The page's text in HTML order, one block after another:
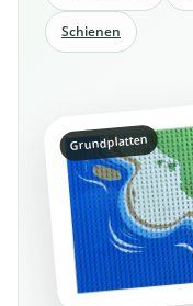
Schienen
Grundplatten